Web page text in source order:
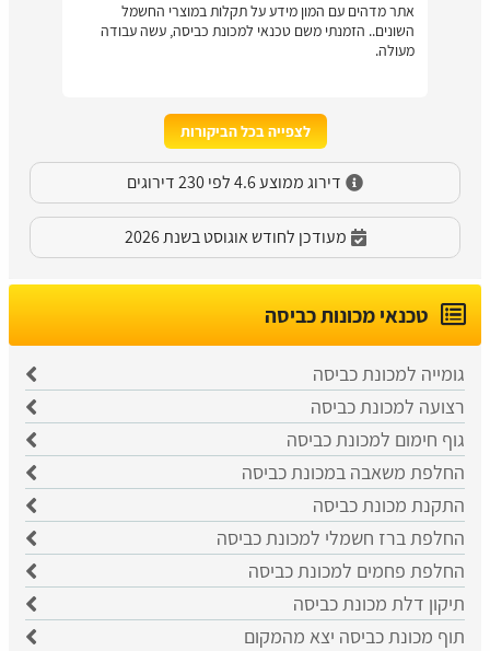
אתר מדהים עם המון מידע על תקלות במוצרי החשמל
השונים.. הזמנתי משם טכנאי למכונת כביסה, עשה עבודה
מעולה.
לצפייה בכל הביקורות
דירוג ממוצע 4.6 לפי 230 דירוגים
מעודכן לחודש אוגוסט בשנת 2026
טכנאי מכונות כביסה
גומייה למכונת כביסה
רצועה למכונת כביסה
גוף חימום למכונת כביסה
החלפת משאבה במכונת כביסה
התקנת מכונת כביסה
החלפת ברז חשמלי למכונת כביסה
החלפת פחמים למכונת כביסה
תיקון דלת מכונת כביסה
תוף מכונת כביסה יצא מהמקום